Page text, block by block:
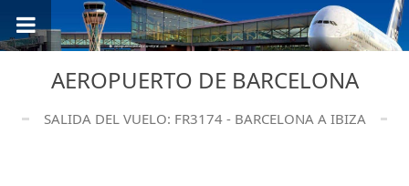
AEROPUERTO DE BARCELONA
SALIDA DEL VUELO: FR3174 - BARCELONA A IBIZA